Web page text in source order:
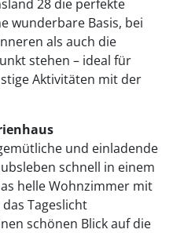
28 die perfekte
wunderbare Basis, bei
als auch die
stehen – ideal für
Aktivitäten mit der
und einladende
schnell in einem
helle Wohnzimmer mit
Tageslicht
schönen Blick auf die